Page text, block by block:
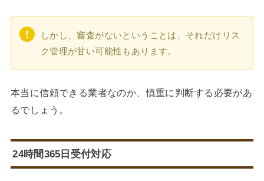
しかし、審査がないということは、それだけリス
ク管理が甘い可能性もあります。
本当に信頼できる業者なのか、慎重に判断する必要があ
るでしょう。
24時間365日受付対応